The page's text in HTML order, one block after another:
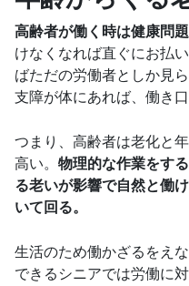
高齢者が働く時は健康問
けなくなれば直ぐにお払
ばただの労働者としか見
支障が体にあれば、働き
つまり、高齢者は老化と
高い。 物理的な作業をす
る老いが影響で自然と働
いて回る。
生活のため働かざるをえ
できるシニアでは労働に